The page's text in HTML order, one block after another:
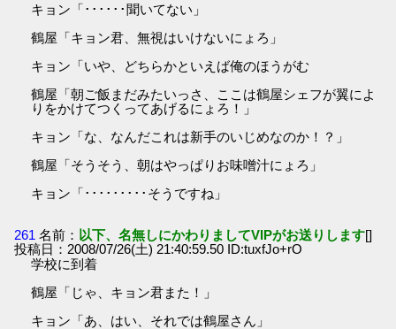
キョン「･･････聞いてない」
鶴屋「キョン君、無視はいけないにょろ」
キョン「いや、どちらかといえば俺のほうがむ
鶴屋「朝ご飯まだみたいっさ、ここは鶴屋シェフが翼によ
りをかけてつくってあげるにょろ！」
キョン「な、なんだこれは新手のいじめなのか！？」
鶴屋「そうそう、朝はやっぱりお味噌汁にょろ」
キョン「･････････そうですね」
261 名前： 以下、名無しにかわりましてVIPがお送りします[]
投稿日：2008/07/26(土) 21:40:59.50 ID:tuxfJo+rO
学校に到着
鶴屋「じゃ、キョン君また！」
キョン「あ、はい、それでは鶴屋さん」